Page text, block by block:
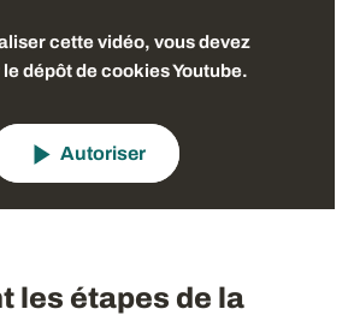
cette vidéo, vous devez
dépôt de cookies Youtube.
Autoriser
les étapes de la